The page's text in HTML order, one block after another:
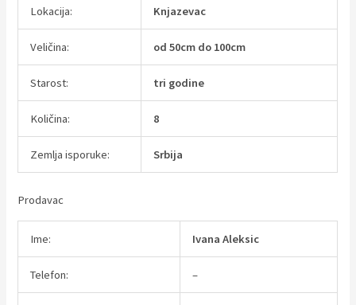
Lokacija: Knjazevac
Veličina: od 50cm do 100cm
Starost: tri godine
Količina: 8
Zemlja isporuke: Srbija
Prodavac
Ime: Ivana Aleksic
Telefon: –